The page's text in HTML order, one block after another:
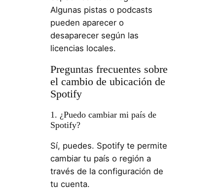
Algunas pistas o podcasts
pueden aparecer o
desaparecer según las
licencias locales.
Preguntas frecuentes sobre
el cambio de ubicación de
Spotify
1. ¿Puedo cambiar mi país de
Spotify?
Sí, puedes. Spotify te permite
cambiar tu país o región a
través de la configuración de
tu cuenta.